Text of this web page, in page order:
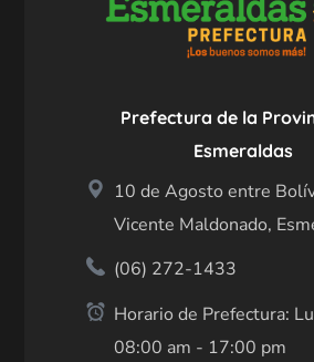
Prefectura de la
Esmeraldas
10 de Agosto entre
Vicente Maldonado,
(06) 272-1433
Horario de Prefectura:
08:00 am - 17:00 pm